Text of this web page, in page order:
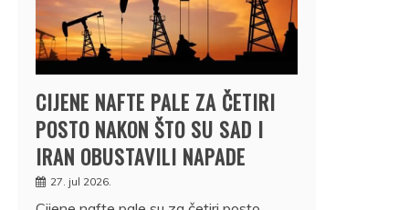
CIJENE NAFTE PALE ZA ČETIRI
POSTO NAKON ŠTO SU SAD I
IRAN OBUSTAVILI NAPADE
27. jul 2026.